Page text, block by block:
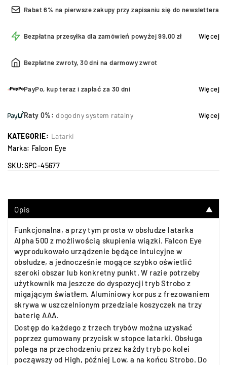
Rabat 6% na pierwsze zakupy przy zapisaniu się do newslettera
Bezpłatna przesyłka dla zamówień powyżej 99,00 zł Więcej
Bezpłatne zwroty, 30 dni na darmowy zwrot
PayPo, kup teraz i zapłać za 30 dni Więcej
Raty 0%: dogodny system ratalny Więcej
KATEGORIE: Latarki
Marka: Falcon Eye
SKU:SPC-45677
Opis ▼
Funkcjonalna, a przy tym prosta w obsłudze latarka
Alpha 500 z możliwością skupienia wiązki. Falcon Eye
wyprodukowało urządzenie będące intuicyjne w
obsłudze, a jednocześnie mogące szybko oświetlić
szeroki obszar lub konkretny punkt. W razie potrzeby
użytkownik ma jeszcze do dyspozycji tryb Strobo z
migającym światłem. Aluminiowy korpus z frezowaniem
skrywa w uszczelnionym przedziale koszyczek na trzy
baterię AAA.
Dostęp do każdego z trzech trybów można uzyskać
poprzez gumowany przycisk w stopce latarki. Obsługa
polega na przechodzeniu przez każdy tryb po kolei
począwszy od High, później Low, a na końcu Strobo. Do